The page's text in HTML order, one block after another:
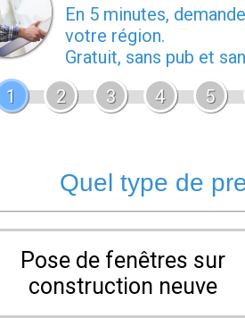
En 5 minutes,
votre région.
Gratuit, sans pub et
1
2 3 4 5
Quel type de
Pose de fenêtres sur
construction neuve